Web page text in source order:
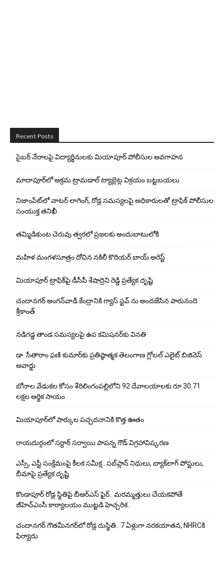
Recent Posts
సైబర్ నేరాలపై విద్యార్థినులకు మియాపూర్ పోలీసుల అవగాహన
మాదాపూర్‌లో అక్రమ ట్రామడాల్ ట్యాబ్లెట్ల విక్రయం బట్టబయలు
నిజాంపేట్‌లో వాటర్ లాగింగ్, రోడ్ల సమస్యలపై అధికారులతో ట్రాఫిక్ పోలీసుల
సంయుక్త తనిఖీ
తమ్మిడికుంట చెరువు త్వరలో ప్రజలకు అందుబాటులోకి
మహిళ మంగళసూత్రం దోచిన నకిలీ కొరియర్ బాయ్ అరెస్ట్
మియాపూర్ ట్రాఫిక్‌పై డీసీపీ శేషాద్రిని రెడ్డి ప్రత్యేక దృష్టి
చందానగర్ అంగన్‌వాడీ కేంద్రానికి గ్యాస్ స్టవ్ ను అందజేసిన పారునంది
శ్రీకాంత్
నడిగడ్డ తాండ సమస్యలపై ఉప కమిషనర్‌కు వినతి
డా. సీతారాం ఫణి కుమార్‌కు ప్రతిష్ఠాత్మక తెలంగాణ గ్లోబల్ ఎలైట్ బిజినెస్
అవార్డు
బోనాల వేడుకల కోసం శేరిలింగంపల్లిలోని 92 దేవాలయాలకు రూ.30.71
లక్షల ఆర్థిక సాయం
మియాపూర్‌లో పార్కుల పచ్చదనానికి కొత్త ఊతం
రాయదుర్గంలో సర్దార్ సర్వాయి పాపన్న గౌడ్ విగ్రహావిష్కరణ
ఎస్సీ, ఎస్టీ సంక్షేమంపై కీలక సమీక్ష.. సబ్‌ప్లాన్ నిధులు, బ్యాక్‌లాగ్ పోస్టులు,
బీమాపై ప్రత్యేక దృష్టి
కొండాపూర్ రోడ్ల స్థితిపై బీఆర్ఎస్ ఫైర్.. మరమ్మత్తులు చేయ‌క‌పోతే
జీహెచ్‌ఎంసీ కార్యాలయం ముట్టడి హెచ్చరిక..
చందానగర్ గౌతమీనగర్‌లో రోడ్ల దుస్థితి.. 7 ఏళ్లుగా నరకయాతన, NHRCకి
ఫిర్యాదు